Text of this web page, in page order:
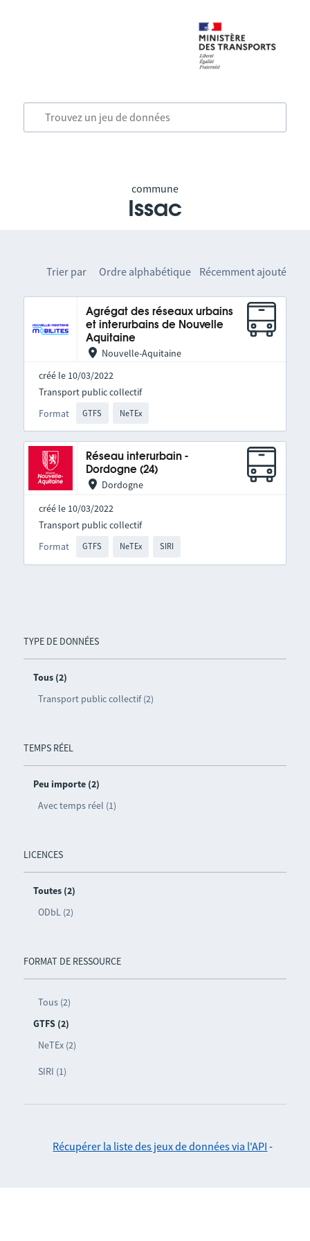
commune
Issac
TYPE DE DONNÉES
Tous (2)
Transport public collectif (2)
TEMPS RÉEL
Peu importe (2)
Avec temps réel (1)
LICENCES
Toutes (2)
ODbL (2)
FORMAT DE RESSOURCE
Tous (2)
GTFS (2)
NeTEx (2)
SIRI (1)
Trier par Ordre alphabétique Récemment ajouté
Agrégat des réseaux urbains
et interurbains de Nouvelle
Aquitaine
Nouvelle-Aquitaine
créé le 10/03/2022
Format GTFS NeTEx
Transport public collectif
Réseau interurbain -
Dordogne (24)
Dordogne
créé le 10/03/2022
Format GTFS NeTEx SIRI
Transport public collectif
Récupérer la liste des jeux de données via l'API -